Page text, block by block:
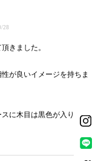
28
きました。
が良いイメージを持ちま
に木目は黒色が入り美し